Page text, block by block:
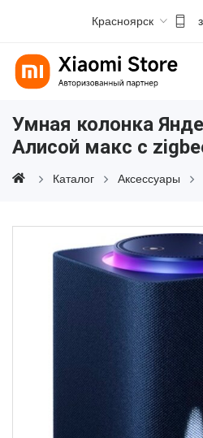
Красноярск
Умная колонка
Алисой макс с
Каталог Аксессуары